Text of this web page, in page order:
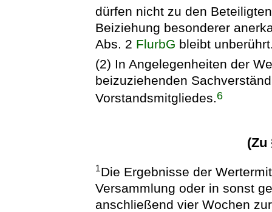
dürfen nicht zu den
Beiziehung besonderer
Abs. 2 FlurbG bleibt
(2) In Angelegenheiten der
beizuziehenden
Vorstandsmitgliedes.6
(Zu
1Die Ergebnisse der
Versammlung oder in sonst
anschließend vier Wochen